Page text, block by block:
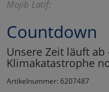
Mojib Latif:
Countdown
Unsere Zeit läuft
Klimakatastrophe
Artikelnummer: 6207487
Umfragetools